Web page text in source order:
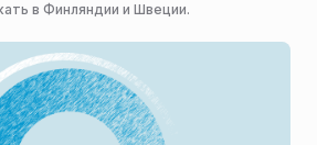
в Финляндии и Швеции.